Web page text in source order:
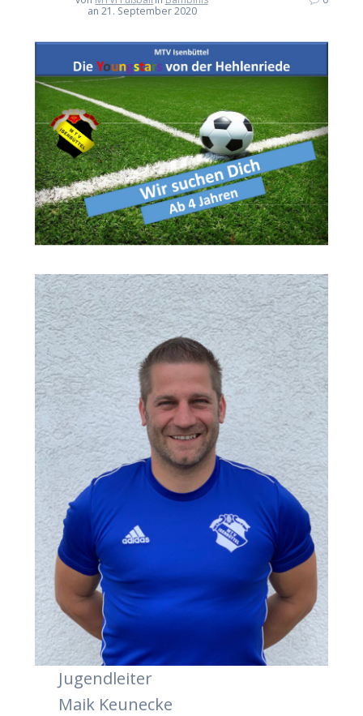
an 21. September 2020
Jugend­lei­ter
Maik Keune­cke